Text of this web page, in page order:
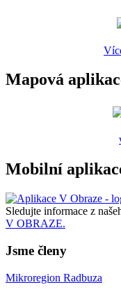
Mapová
Mobilní
Sledujte informace z
V OBRAZE.
Jsme členy
Mikroregion Radbuza